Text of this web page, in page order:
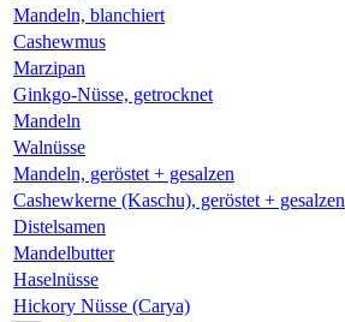
Mandeln, blanchiert
Cashewmus
Marzipan
Ginkgo-Nüsse, getrocknet
Mandeln
Walnüsse
Mandeln, geröstet + gesalzen
Cashewkerne (Kaschu), geröstet + gesalzen
Distelsamen
Mandelbutter
Haselnüsse
Hickory Nüsse (Carya)